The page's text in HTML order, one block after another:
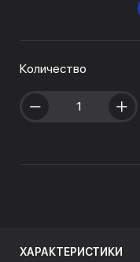
Количество
ХАРАКТЕРИСТИКИ